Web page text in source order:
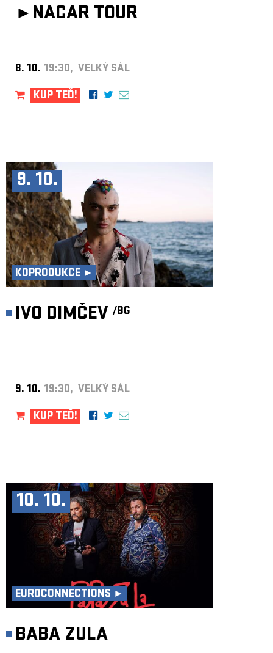
► NACAR TOUR
8. 10. 19:30, VELKÝ SÁL
KUP TEĎ!
9. 10.
KOPRODUKCE ►
IVO DIMČEV /BG
9. 10. 19:30, VELKÝ SÁL
KUP TEĎ!
10. 10.
EUROCONNECTIONS ►
BABA ZULA